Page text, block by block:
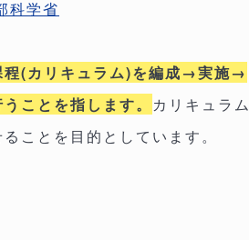
科学省
程(カリキュラム)を編成→実施→
ことを指します。 カリキュラム
ことを目的としています。